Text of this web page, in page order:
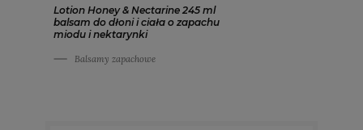
Lotion Honey & Nectarine 245 ml
balsam do dłoni i ciała o zapachu
miodu i nektarynki
Balsamy zapachowe